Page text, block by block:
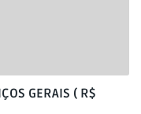
GERAIS ( R$